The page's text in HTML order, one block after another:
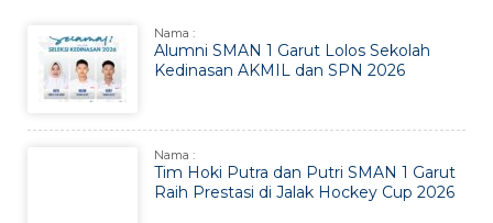
Nama :
Alumni SMAN 1 Garut Lolos Sekolah
Kedinasan AKMIL dan SPN 2026
Nama :
Tim Hoki Putra dan Putri SMAN 1 Garut
Raih Prestasi di Jalak Hockey Cup 2026